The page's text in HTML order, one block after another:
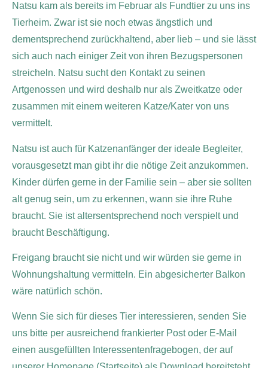
Natsu kam als bereits im Februar als Fundtier zu uns ins
Tierheim. Zwar ist sie noch etwas ängstlich und
dementsprechend zurückhaltend, aber lieb – und sie lässt
sich auch nach einiger Zeit von ihren Bezugspersonen
streicheln. Natsu sucht den Kontakt zu seinen
Artgenossen und wird deshalb nur als Zweitkatze oder
zusammen mit einem weiteren Katze/Kater von uns
vermittelt.
Natsu ist auch für Katzenanfänger der ideale Begleiter,
vorausgesetzt man gibt ihr die nötige Zeit anzukommen.
Kinder dürfen gerne in der Familie sein – aber sie sollten
alt genug sein, um zu erkennen, wann sie ihre Ruhe
braucht. Sie ist altersentsprechend noch verspielt und
braucht Beschäftigung.
Freigang braucht sie nicht und wir würden sie gerne in
Wohnungshaltung vermitteln. Ein abgesicherter Balkon
wäre natürlich schön.
Wenn Sie sich für dieses Tier interessieren, senden Sie
uns bitte per ausreichend frankierter Post oder E-Mail
einen ausgefüllten Interessentenfragebogen, der auf